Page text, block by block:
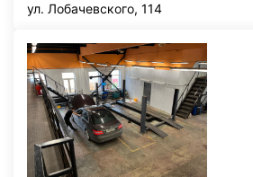
ул. Лобачевского, 114